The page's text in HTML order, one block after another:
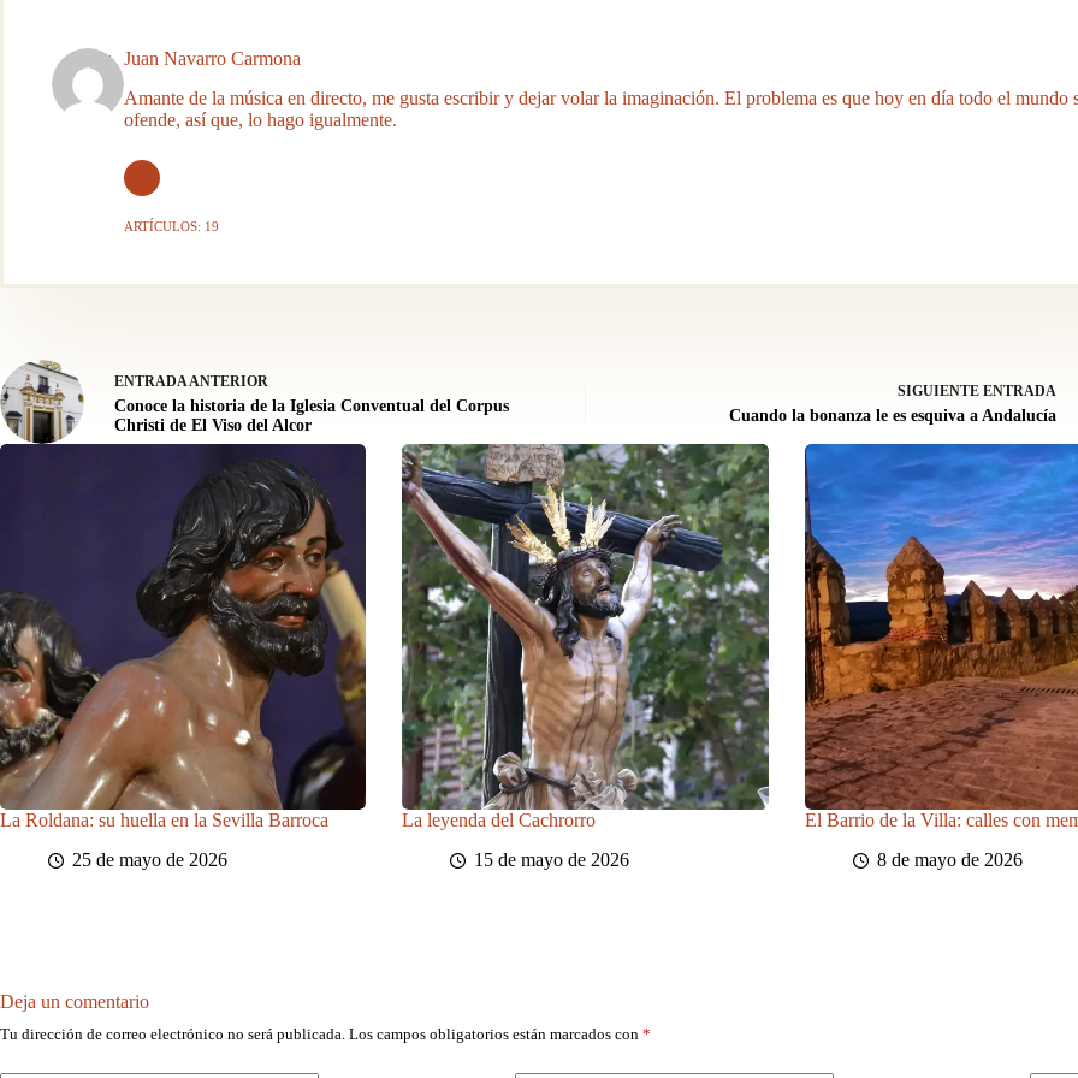
Juan Navarro Carmona
Amante de la música en directo, me gusta escribir y dejar volar la imaginación. El problema es que hoy en día todo el mundo
ofende, así que, lo hago igualmente.
ARTÍCULOS: 19
ENTRADA ANTERIOR
Conoce la historia de la Iglesia Conventual del Corpus
Christi de El Viso del Alcor
SIGUIENTE ENTRADA
Cuando la bonanza le es esquiva a Andalucía
La Roldana: su huella en la Sevilla Barroca
25 de mayo de 2026
La leyenda del Cachrorro
15 de mayo de 2026
El Barrio de la Villa: calles con
8 de mayo de 2026
Deja un comentario
Tu dirección de correo electrónico no será publicada. Los campos obligatorios están marcados con *